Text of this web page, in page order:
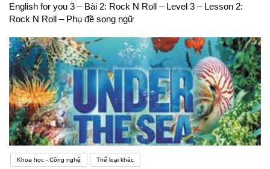
English for you 3 – Bài 2: Rock N Roll – Level 3 – Lesson 2:
Rock N Roll – Phụ đề song ngữ
Khoa học - Công nghệ Thể loại khác